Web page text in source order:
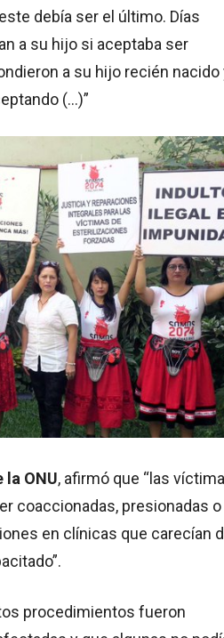
debía ser el último. Días
a su hijo si aceptaba ser
a su hijo recién nacido
(…)”
la ONU, afirmó que “las
coaccionadas, presionadas o
en clínicas que carecían
procedimientos fueron